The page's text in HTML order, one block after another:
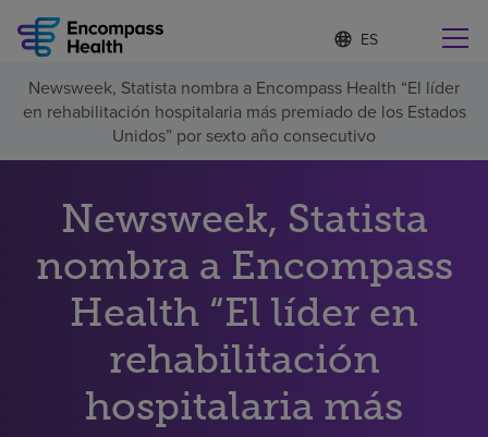
Lista
de
idiomas
contraída
d
o
m
a
e
c
c
i
n
d
Encuentre una localidad cerca de usted
Por qué debe elegirnos
Servicios de rehabilitación
Pacientes y cuidadores
Recursos de salud
Newsweek, Statista nombra a Encompass Health “El líder
en rehabilitación hospitalaria más premiado de los Estados
Unidos” por sexto año consecutivo
Newsweek, Statista
nombra a Encompass
Health “El líder en
rehabilitación
hospitalaria más